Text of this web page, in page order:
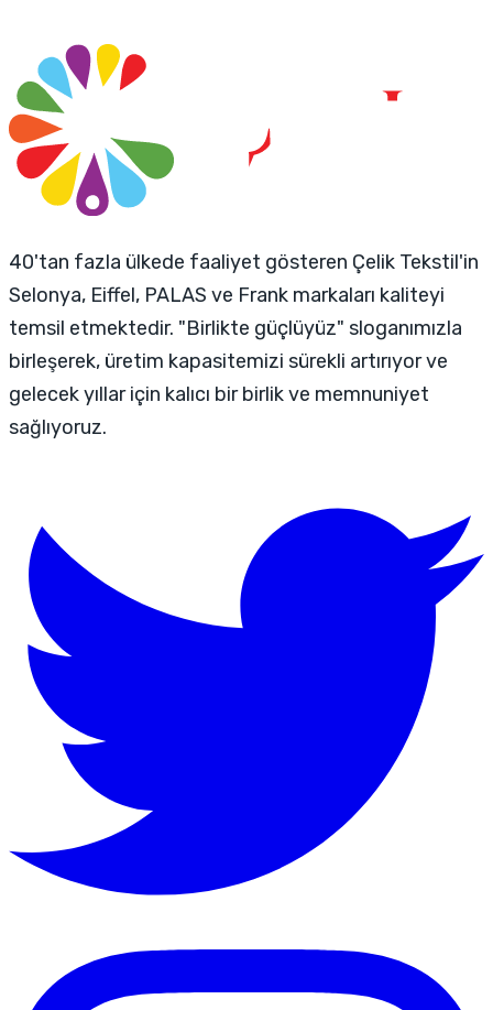
40'tan fazla ülkede faaliyet gösteren Çelik Tekstil'in
Selonya, Eiffel, PALAS ve Frank markaları kaliteyi
temsil etmektedir. "Birlikte güçlüyüz" sloganımızla
birleşerek, üretim kapasitemizi sürekli artırıyor ve
gelecek yıllar için kalıcı bir birlik ve memnuniyet
sağlıyoruz.